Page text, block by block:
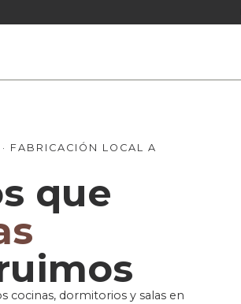
FABRICACIÓN LOCAL A
que
cocinas, dormitorios y salas en